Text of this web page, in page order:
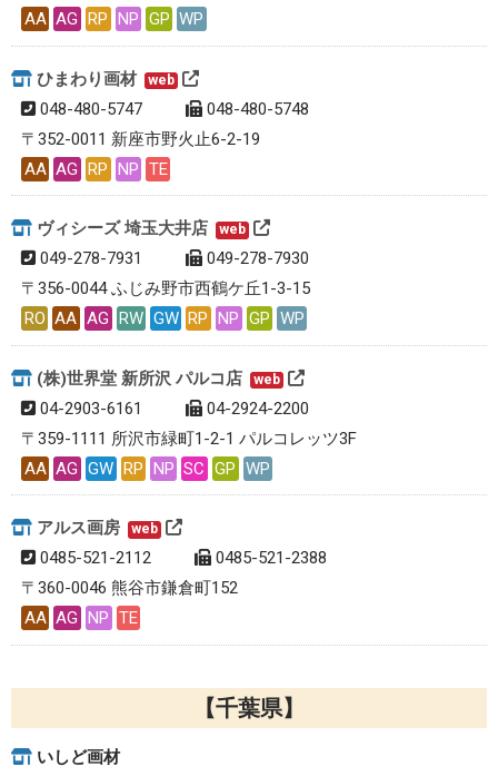
AA AG RP NP GP WP
ひまわり画材 web
048-480-5747
048-480-5748
〒352-0011 新座市野火止6-2-19
AA AG RP NP TE
ヴィシーズ 埼玉大井店 web
049-278-7931
049-278-7930
〒356-0044 ふじみ野市西鶴ケ丘1-3-15
RO AA AG RW GW RP NP GP WP
(株)世界堂 新所沢 パルコ店 web
04-2903-6161
04-2924-2200
〒359-1111 所沢市緑町1-2-1 パルコレッツ3F
AA AG GW RP NP SC GP WP
アルス画房 web
0485-521-2112
0485-521-2388
〒360-0046 熊谷市鎌倉町152
AA AG NP TE
千葉県
いしど画材